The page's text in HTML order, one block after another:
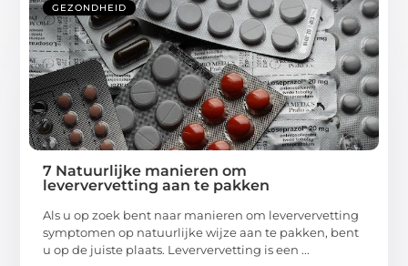
GEZONDHEID
7 Natuurlijke manieren om
leververvetting aan te pakken
Als u op zoek bent naar manieren om leververvetting
symptomen op natuurlijke wijze aan te pakken, bent
u op de juiste plaats. Leververvetting is een ...